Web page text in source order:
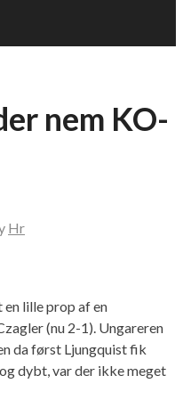
nem KO-
Hr
en lille prop af en
(nu 2-1). Ungareren
da først Ljungquist fik
dybt, var der ikke meget